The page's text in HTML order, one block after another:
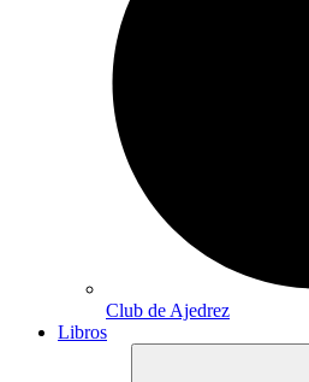
Club de Ajedrez
Libros